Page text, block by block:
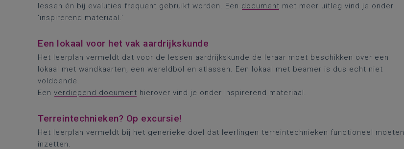
lessen én bij evaluties frequent gebruikt worden. Een document met meer uitleg vind je onder
'inspirerend materiaal.'
Een lokaal voor het vak aardrijkskunde
Het leerplan vermeldt dat voor de lessen aardrijkskunde de leraar moet beschikken over een
lokaal met wandkaarten, een wereldbol en atlassen. Een lokaal met beamer is dus echt niet
voldoende.
Een verdiepend document hierover vind je onder Inspirerend materiaal.
Terreintechnieken? Op excursie!
Het leerplan vermeldt bij het generieke doel dat leerlingen terreintechnieken functioneel moeten
inzetten.